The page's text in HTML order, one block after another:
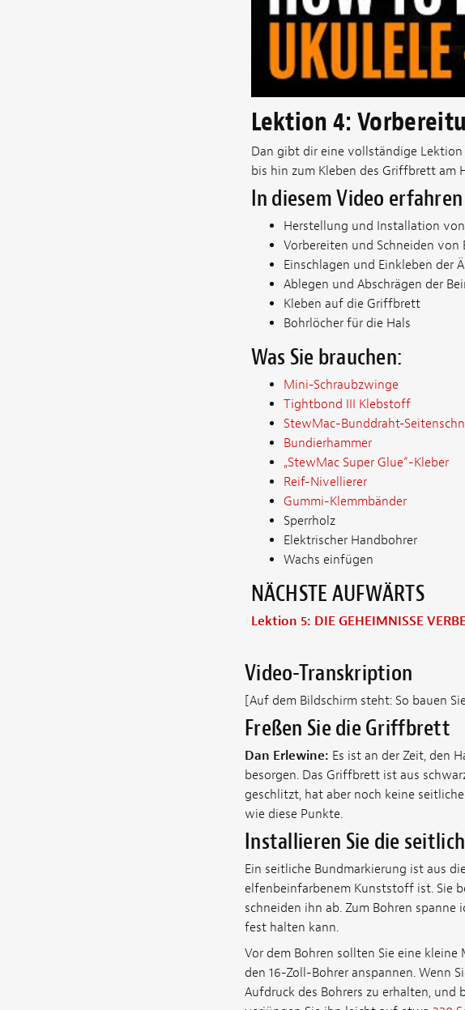
Lektion 4:
Dan gibt dir eine vollständige
bis hin zum Kleben des Griffbrett am
In diesem Video erfahren
Herstellung und Installation
Vorbereiten und Schneiden von
Einschlagen und Einkleben der
Ablegen und Abschrägen der
Kleben auf die Griffbrett
Bohrlöcher für die Hals
Was Sie brauchen:
Mini-Schraubzwinge
Tightbond III Klebstoff
StewMac-Bunddraht-
Bundierhammer
„StewMac Super Glue“-Kleber
Reif-Nivellierer
Gummi-Klemmbänder
Sperrholz
Elektrischer Handbohrer
Wachs einfügen
NÄCHSTE AUFWÄRTS
Lektion 5: DIE GEHEIMNISSE
Video-Transkription
[Auf dem Bildschirm steht: So bauen
Freßen Sie die Griffbrett
Dan Erlewine: Es ist an der Zeit, den
besorgen. Das Griffbrett ist aus
geschlitzt, hat aber noch keine
wie diese Punkte.
Installieren Sie die
Ein seitliche Bundmarkierung ist aus
elfenbeinfarbenem Kunststoff ist. Sie
schneiden ihn ab. Zum Bohren spanne
fest halten kann.
Vor dem Bohren sollten Sie eine
den 16-Zoll-Bohrer anspannen. Wenn
Aufdruck des Bohrers zu erhalten, und